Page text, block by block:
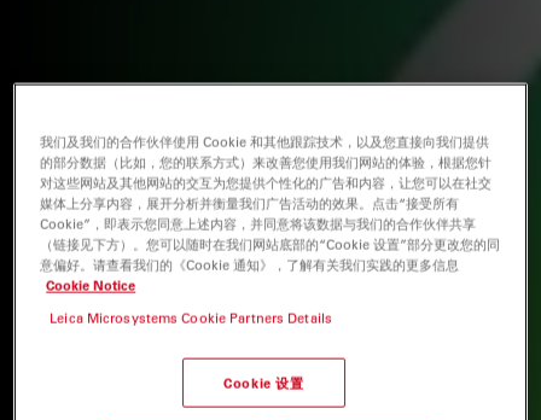
我们及我们的合作伙伴使用 Cookie 和其他跟踪技术，以及您直接向我们提供
的部分数据（比如，您的联系方式）来改善您使用我们网站的体验，根据您针
对这些网站及其他网站的交互为您提供个性化的广告和内容，让您可以在社交
媒体上分享内容，展开分析并衡量我们广告活动的效果。点击“接受所有
Cookie”，即表示您同意上述内容，并同意将该数据与我们的合作伙伴共享
（链接见下方）。您可以随时在我们网站底部的“Cookie 设置”部分更改您的同
意偏好。请查看我们的《Cookie 通知》，了解有关我们实践的更多信息
Cookie Notice
Leica Microsystems Cookie Partners Details
Cookie 设置